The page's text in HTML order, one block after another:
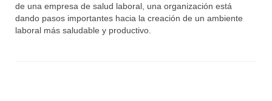
de una empresa de salud laboral, una organización está
dando pasos importantes hacia la creación de un ambiente
laboral más saludable y productivo.